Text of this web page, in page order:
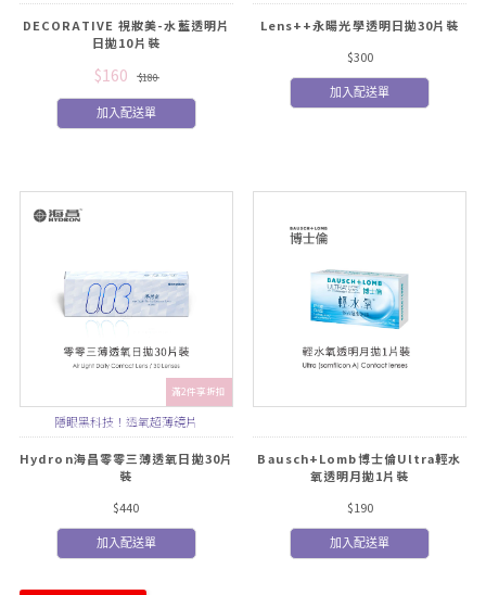
DECORATIVE 視妝美-水藍透明片
日拋10片裝
$160 $180
加入配送單
Lens++永暘光學透明日拋30片裝
$300
加入配送單
滿2件享折扣
隱眼黑科技！透氧超薄鏡片
Hydron海昌零零三薄透氧日拋30片
裝
$440
加入配送單
Bausch+Lomb博士倫Ultra輕水
氧透明月拋1片裝
$190
加入配送單